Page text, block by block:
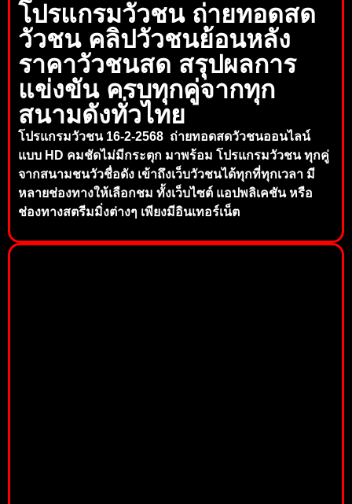
โปรแกรมวัวชน ถ่ายทอดสด
วัวชน คลิปวัวชนย้อนหลัง
ราคาวัวชนสด สรุปผลการ
แข่งขัน ครบทุกคู่จากทุก
สนามดังทั่วไทย
โปรแกรมวัวชน 16-2-2568 ถ่ายทอดสดวัวชนออนไลน์
แบบ HD คมชัดไม่มีกระตุก มาพร้อม โปรแกรมวัวชน ทุกคู่
จากสนามชนวัวชื่อดัง เข้าถึงเว็บวัวชนได้ทุกที่ทุกเวลา มี
หลายช่องทางให้เลือกชม ทั้งเว็บไซต์ แอปพลิเคชัน หรือ
ช่องทางสตรีมมิ่งต่างๆ เพียงมีอินเทอร์เน็ต